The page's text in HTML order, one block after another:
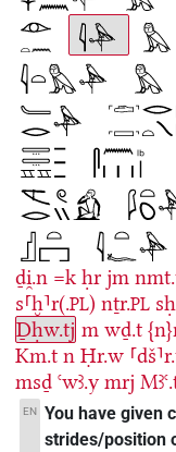
ḏi̯.n =k ḥr jm
s⸢ḫ⸣r(.PL) nṯr.PL
Ḏḥw.tj m wḏ.t
Km.t n Ḥr.w
msḏ ꜥwꜣ.y mrj
EN You have given
strides/position